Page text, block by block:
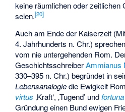
keine räumlichen oder zeitlichen
seien.[20]
Auch am Ende der Kaiserzeit
4. Jahrhunderts n. Chr.)
vom nie untergehenden Rom.
GeschichtsschreiberAmmianus
330–395 n. Chr.) begründet in
Lebensanalogiedie Ewigkeit
virtus ‚Kraft‘, ‚Tugend’ undfortuna
Gründung einen Bund ewigen